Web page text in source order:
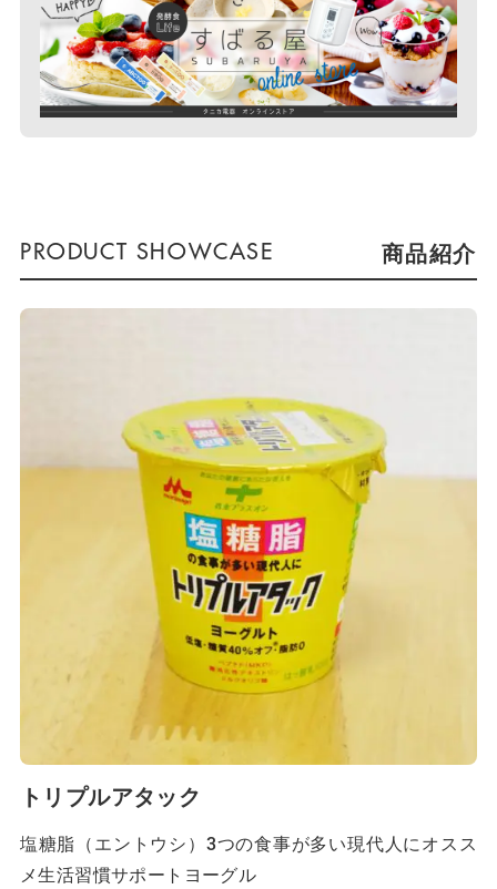
商品紹介
トリプルアタック
塩糖脂（エントウシ）3つの食事が多い現代人にオスス
メ生活習慣サポートヨーグル